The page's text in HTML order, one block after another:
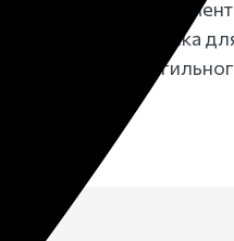
подходящие
модели памятника
всего